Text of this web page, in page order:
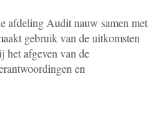
afdeling Audit nauw samen met
gebruik van de uitkomsten
het afgeven van de
en